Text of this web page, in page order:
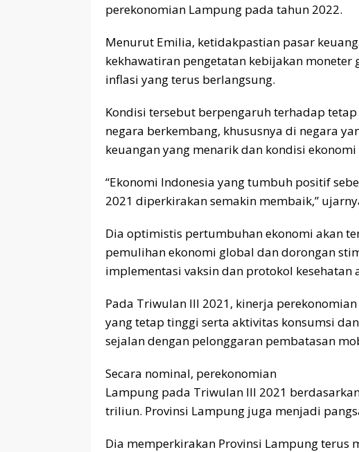
perekonomian Lampung pada tahun 2022.
Menurut Emilia, ketidakpastian pasar
kekhawatiran pengetatan kebijakan
inflasi yang terus berlangsung.
Kondisi tersebut berpengaruh terhadap
negara berkembang, khususnya di negara
keuangan yang menarik dan kondisi
“Ekonomi Indonesia yang tumbuh positif
2021 diperkirakan semakin membaik,”
Dia optimistis pertumbuhan ekonomi akan
pemulihan ekonomi global dan dorongan
implementasi vaksin dan protokol
Pada Triwulan III 2021, kinerja
yang tetap tinggi serta aktivitas konsumsi
sejalan dengan pelonggaran pembatasan
Secara nominal, perekonomian
Lampung pada Triwulan III 2021
triliun. Provinsi Lampung juga menjadi
Dia memperkirakan Provinsi Lampung terus